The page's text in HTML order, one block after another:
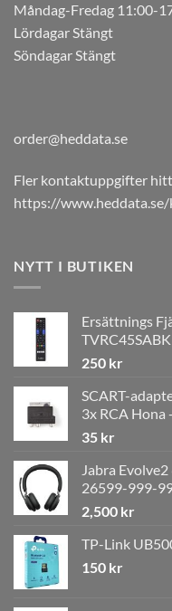
Måndag-Fredag 11:00-
Lördagar Stängt
Söndagar Stängt
order@heddata.se
Fler kontaktuppgifter
https://
NYTT I BUTIKEN
Ersättnings
TVRC45SABK
250 kr
SCART-
3x RCA Hona
35 kr
Jabra
26599-999-
2,500 kr
TP-Link
150 kr